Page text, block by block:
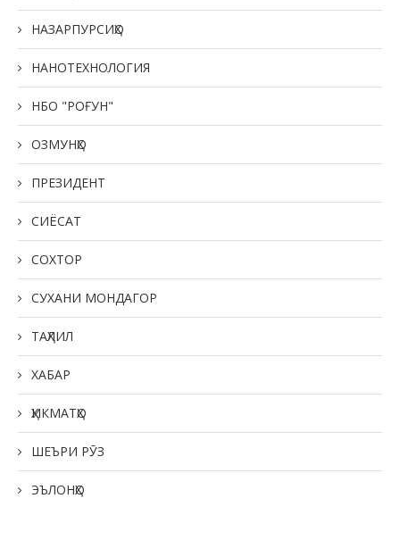
НАЗАРПУРСИҲО
НАНОТЕХНОЛОГИЯ
НБО "РОҒУН"
ОЗМУНҲО
ПРЕЗИДЕНТ
СИЁСАТ
СОХТОР
СУХАНИ МОНДАГОР
ТАҲЛИЛ
ХАБАР
ҲИКМАТҲО
ШЕЪРИ РӮЗ
ЭЪЛОНҲО